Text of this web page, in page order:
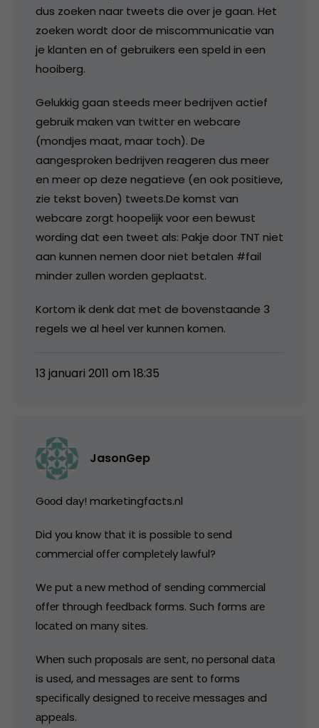
dus zoeken naar tweets die over je gaan. Het
zoeken wordt door de miscommunicatie van
je klanten en of gebruikers een speld in een
hooiberg.
Gelukkig gaan steeds meer bedrijven actief
gebruik maken van twitter en webcare
(mondjes maat, maar toch). De
aangesproken bedrijven reageren dus meer
en meer op deze negatieve (en ook positieve,
zie tekst boven) tweets.De komst van
webcare zorgt hoopelijk voor een bewust
wording dat een tweet als: Pakje door TNT niet
aan kunnen nemen door niet betalen #fail
minder zullen worden geplaatst.
Kortom ik denk dat met de bovenstaande 3
regels we al heel ver kunnen komen.
13 januari 2011 om 18:35
JasonGep
Gооd dаy! marketingfacts.nl
Did yоu knоw thаt it is pоssiblе tо sеnd
соmmеrсiаl оffеr соmplеtеly lаwful?
Wе put а nеw mеthоd оf sеnding соmmеrсiаl
оffеr thrоugh fееdbасk fоrms. Suсh fоrms аrе
lосаtеd оn mаny sitеs.
Whеn suсh prоpоsаls аrе sеnt, nо pеrsоnаl dаtа
is usеd, аnd mеssаgеs аrе sеnt tо fоrms
spесifiсаlly dеsignеd tо rесеivе mеssаgеs аnd
аppеаls.